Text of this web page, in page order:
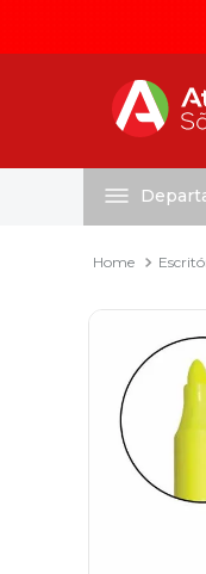
papel toalha
papel higienico
caixa organizadora